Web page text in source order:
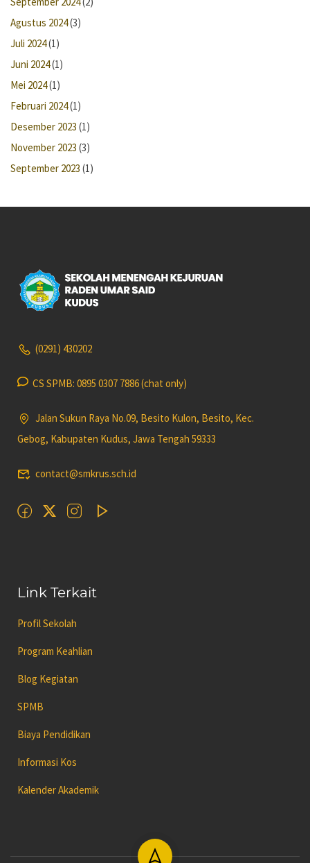
Agustus 2024(3)
Juli 2024(1)
Juni 2024(1)
Mei 2024(1)
Februari 2024(1)
Desember 2023 (1)
November 2023 (3)
September 2023 (1)
(0291) 430202
CS SPMB: 0895 0307 7886 (chat only)
Jalan Sukun Raya No.09, Besito Kulon, Besito, Kec.
Gebog, Kabupaten Kudus, Jawa Tengah 59333
contact@smkrus.sch.id
Link Terkait
Profil Sekolah
Program Keahlian
Blog Kegiatan
SPMB
Biaya Pendidikan
Informasi Kos
Kalender Akademik